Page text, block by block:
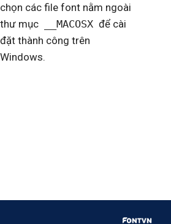
chọn các file font nằm ngoài
thư mục
__MACOSX để cài
đặt thành công trên
Windows.